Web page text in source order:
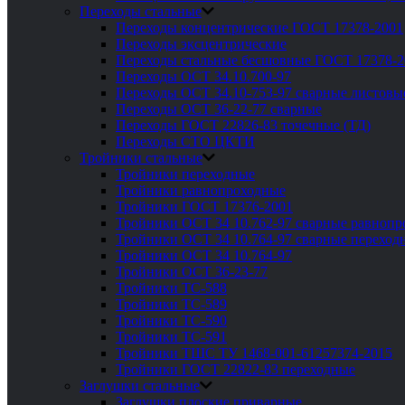
Переходы стальные
Переходы концентрические ГОСТ 17378-2001
Переходы эксцентрические
Переходы стальные бесшовные ГОСТ 17378-
Переходы ОСТ 34.10.700-97
Переходы ОСТ 34.10-753-97 сварные
Переходы ОСТ 36-22-77 сварные
Переходы ГОСТ 22826-83 точечные (ТД)
Переходы СТО ЦКТИ
Тройники стальные
Тройники переходные
Тройники равнопроходные
Тройники ГОСТ 17376-2001
Тройники ОСТ 34 10.762-97 сварные
Тройники ОСТ 34 10.764-97 сварные
Тройники ОСТ 34 10.764-97
Тройники ОСТ 36-23-77
Тройники ТС-588
Тройники ТС-589
Тройники ТС-590
Тройники ТС-591
Тройники ТШС ТУ 1468-001-61257374-2015
Тройники ГОСТ 22822-83 переходные
Заглушки стальные
Заглушки плоские приварные